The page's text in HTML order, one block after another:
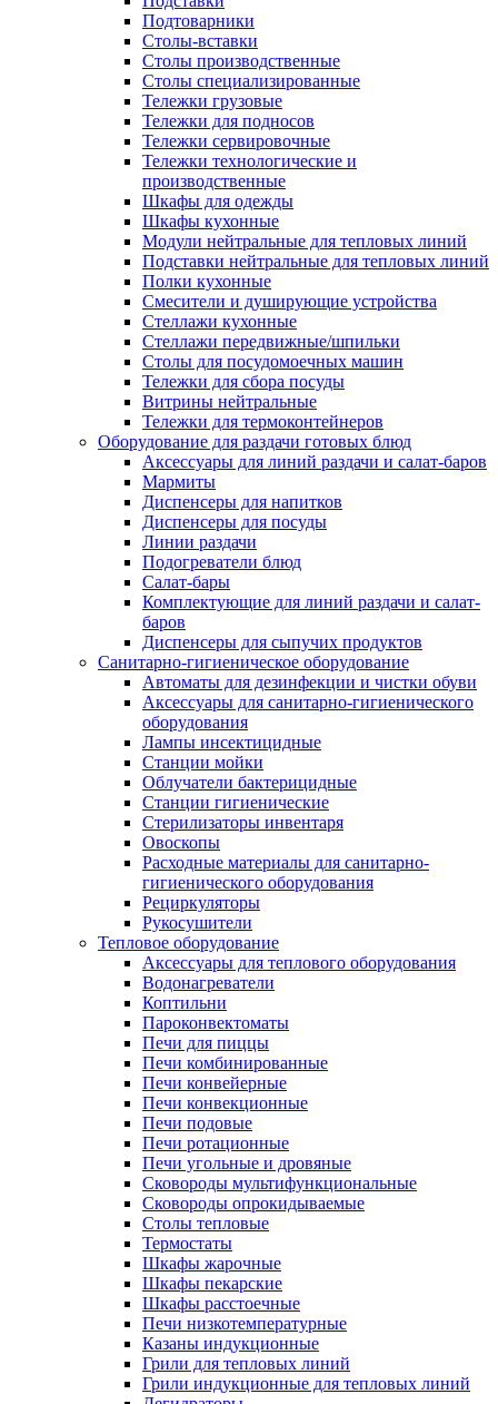
Подтоварники
Столы-вставки
Столы производственные
Столы специализированные
Тележки грузовые
Тележки для подносов
Тележки сервировочные
Тележки технологические и
производственные
Шкафы для одежды
Шкафы кухонные
Модули нейтральные для тепловых линий
Подставки нейтральные для тепловых линий
Полки кухонные
Смесители и душирующие устройства
Стеллажи кухонные
Стеллажи передвижные/шпильки
Столы для посудомоечных машин
Тележки для сбора посуды
Витрины нейтральные
Тележки для термоконтейнеров
Оборудование для раздачи готовых блюд
Аксессуары для линий раздачи и салат-баров
Мармиты
Диспенсеры для напитков
Диспенсеры для посуды
Линии раздачи
Подогреватели блюд
Салат-бары
Комплектующие для линий раздачи и салат-
баров
Диспенсеры для сыпучих продуктов
Санитарно-гигиеническое оборудование
Автоматы для дезинфекции и чистки обуви
Аксессуары для санитарно-гигиенического
оборудования
Лампы инсектицидные
Станции мойки
Облучатели бактерицидные
Станции гигиенические
Стерилизаторы инвентаря
Овоскопы
Расходные материалы для санитарно-
гигиенического оборудования
Рециркуляторы
Рукосушители
Тепловое оборудование
Аксессуары для теплового оборудования
Водонагреватели
Коптильни
Пароконвектоматы
Печи для пиццы
Печи комбинированные
Печи конвейерные
Печи конвекционные
Печи подовые
Печи ротационные
Печи угольные и дровяные
Сковороды мультифункциональные
Сковороды опрокидываемые
Столы тепловые
Термостаты
Шкафы жарочные
Шкафы пекарские
Шкафы расстоечные
Печи низкотемпературные
Казаны индукционные
Грили для тепловых линий
Грили индукционные для тепловых линий